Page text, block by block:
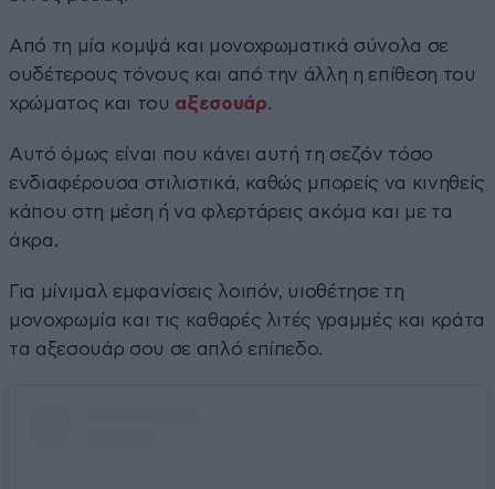
Από τη μία κομψά και μονοχρωματικά σύνολα σε
ουδέτερους τόνους και από την άλλη η επίθεση του
χρώματος και του αξεσουάρ.
Αυτό όμως είναι που κάνει αυτή τη σεζόν τόσο
ενδιαφέρουσα στιλιστικά, καθώς μπορείς να κινηθείς
κάπου στη μέση ή να φλερτάρεις ακόμα και με τα
άκρα.
Για μίνιμαλ εμφανίσεις λοιπόν, υιοθέτησε τη
μονοχρωμία και τις καθαρές λιτές γραμμές και κράτα
τα αξεσουάρ σου σε απλό επίπεδο.